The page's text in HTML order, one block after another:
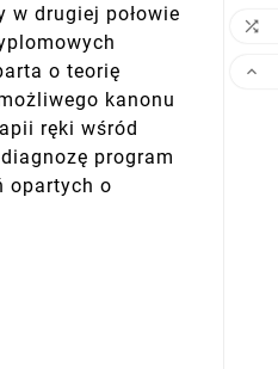
drugiej połowie
o teorię
kanonu
ręki wśród
program
opartych o

